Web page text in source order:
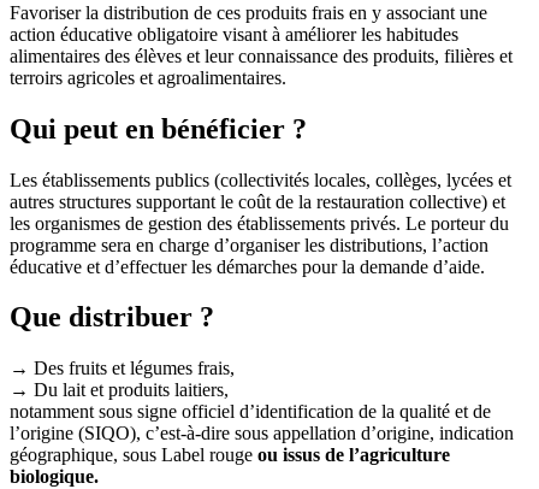
Favoriser la distribution de ces produits frais en y associant une
action éducative obligatoire visant à améliorer les habitudes
alimentaires des élèves et leur connaissance des produits, filières et
terroirs agricoles et agroalimentaires.
Qui peut en bénéficier ?
Les établissements publics (collectivités locales, collèges, lycées et
autres structures supportant le coût de la restauration collective) et
les organismes de gestion des établissements privés. Le porteur du
programme sera en charge d’organiser les distributions, l’action
éducative et d’effectuer les démarches pour la demande d’aide.
Que distribuer ?
→ Des fruits et légumes frais,
→ Du lait et produits laitiers,
notamment sous signe officiel d’identification de la qualité et de
l’origine (SIQO), c’est-à-dire sous appellation d’origine, indication
géographique, sous Label rouge ou issus de l’agriculture
biologique.